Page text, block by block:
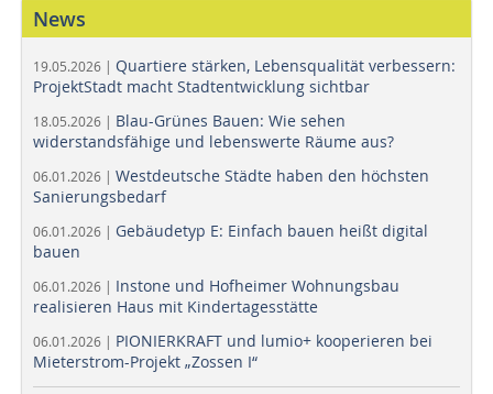
News
19.05.2026 | Quartiere stärken, Lebensqualität verbessern:
ProjektStadt macht Stadtentwicklung sichtbar
18.05.2026 | Blau-Grünes Bauen: Wie sehen
widerstandsfähige und lebenswerte Räume aus?
06.01.2026 | Westdeutsche Städte haben den höchsten
Sanierungsbedarf
06.01.2026 | Gebäudetyp E: Einfach bauen heißt digital
bauen
06.01.2026 | Instone und Hofheimer Wohnungsbau
realisieren Haus mit Kindertagesstätte
06.01.2026 | PIONIERKRAFT und lumio+ kooperieren bei
Mieterstrom-Projekt „Zossen I“